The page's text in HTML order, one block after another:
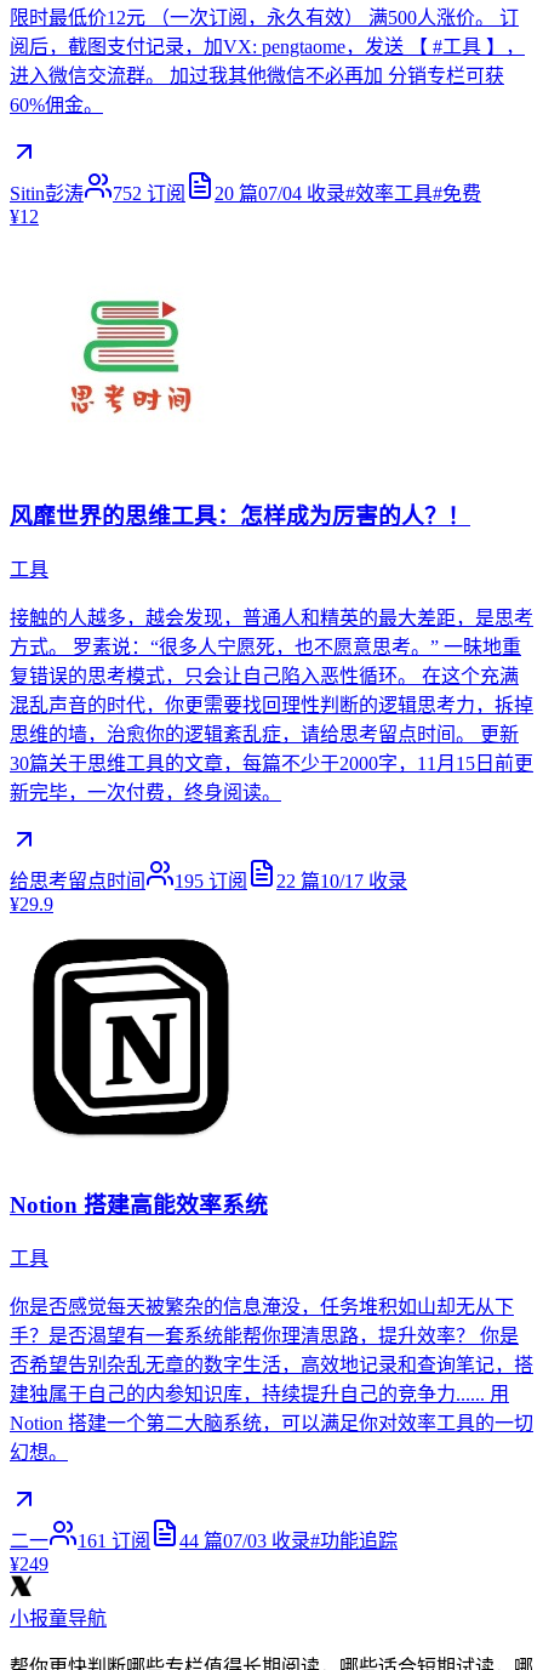
限时最低价12元 （一次订阅，永久有效） 满500人涨价。 订
阅后，截图支付记录，加VX: pengtaome，发送 【 #工具 】，
进入微信交流群。 加过我其他微信不必再加 分销专栏可获
60%佣金。
Sitin彭涛 752 订阅 20 篇07/04 收录#效率工具#免费
¥12
风靡世界的思维工具：怎样成为厉害的人？！
工具
接触的人越多，越会发现，普通人和精英的最大差距，是思考
方式。 罗素说：“很多人宁愿死，也不愿意思考。” 一昧地重
复错误的思考模式，只会让自己陷入恶性循环。 在这个充满
混乱声音的时代，你更需要找回理性判断的逻辑思考力，拆掉
思维的墙，治愈你的逻辑紊乱症，请给思考留点时间。 更新
30篇关于思维工具的文章，每篇不少于2000字，11月15日前更
新完毕，一次付费，终身阅读。
给思考留点时间 195 订阅 22 篇10/17 收录
¥29.9
Notion 搭建高能效率系统
工具
你是否感觉每天被繁杂的信息淹没，任务堆积如山却无从下
手？是否渴望有一套系统能帮你理清思路，提升效率？ 你是
否希望告别杂乱无章的数字生活，高效地记录和查询笔记，搭
建独属于自己的内参知识库，持续提升自己的竞争力...... 用
Notion 搭建一个第二大脑系统，可以满足你对效率工具的一切
幻想。
二一 161 订阅 44 篇07/03 收录#功能追踪
¥249
小报童导航